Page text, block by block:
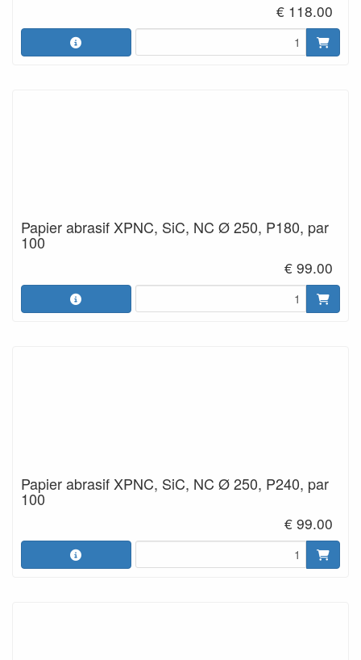
€ 118.00
Papier abrasif XPNC, SiC, NC Ø 250, P180, par
100
€ 99.00
Papier abrasif XPNC, SiC, NC Ø 250, P240, par
100
€ 99.00